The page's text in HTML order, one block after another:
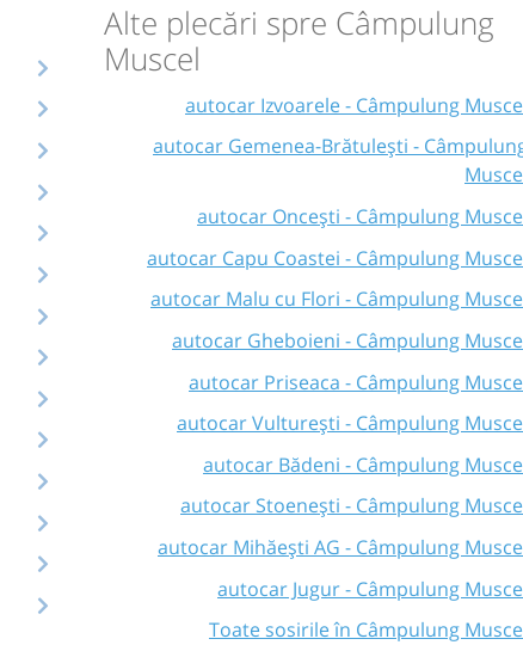
Alte plecări spre Câmpulung
Muscel
autocar Izvoarele - Câmpulung
autocar Gemenea-Brătulești -
autocar Oncești - Câmpulung
autocar Capu Coastei - Câmpulung
autocar Malu cu Flori - Câmpulung
autocar Gheboieni - Câmpulung
autocar Priseaca - Câmpulung
autocar Vulturești - Câmpulung
autocar Bădeni - Câmpulung
autocar Stoenești - Câmpulung
autocar Mihăești AG - Câmpulung
autocar Jugur - Câmpulung
Toate sosirile în Câmpulung